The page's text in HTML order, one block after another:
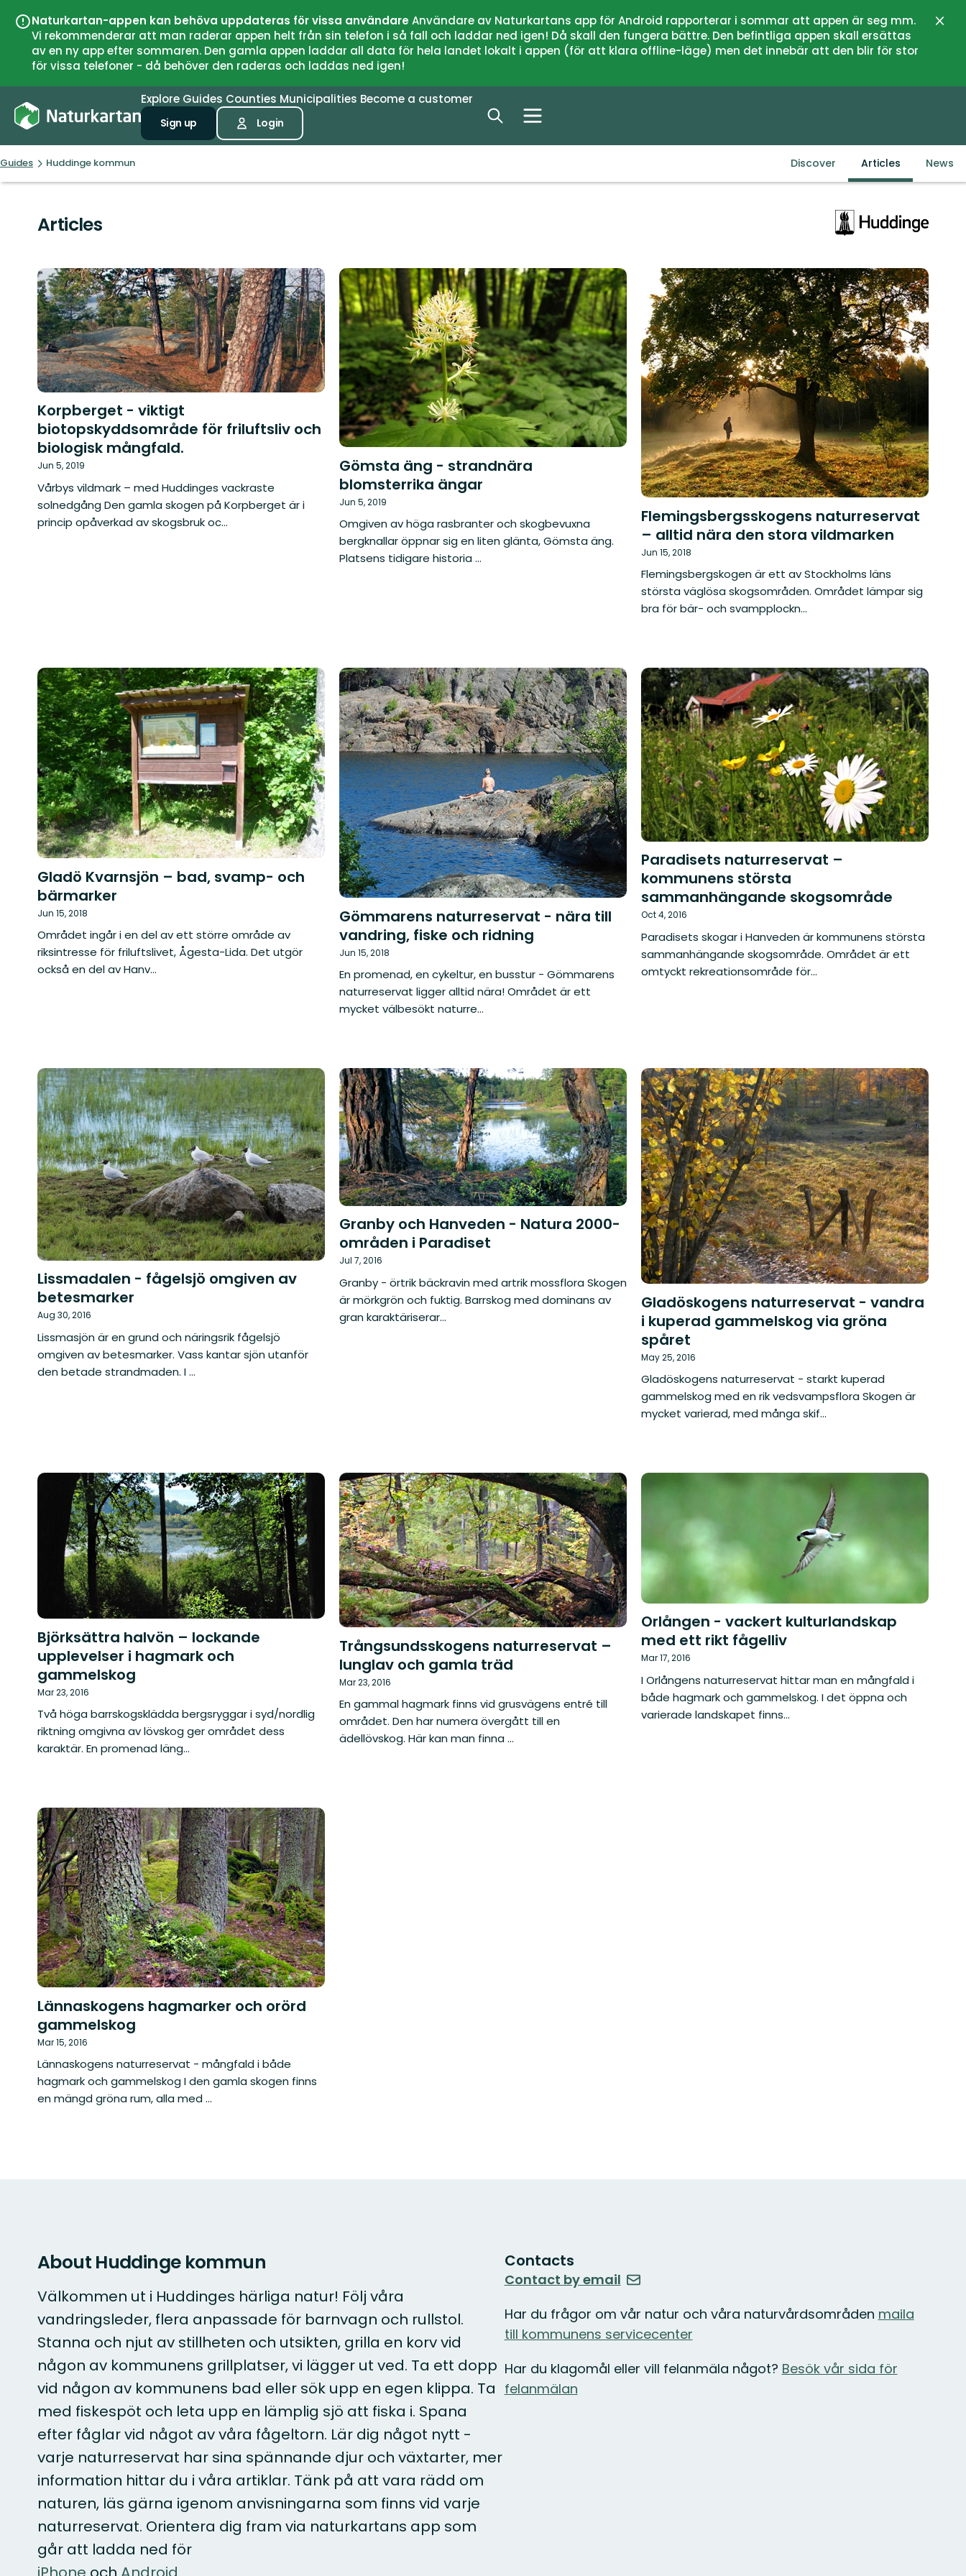
Naturkartan-appen kan behöva uppdateras för vissa användareAnvändare av Naturkartans app för Android rapporterar i sommar att appen är seg mm.
Vi rekommenderar att man raderar appen helt från sin telefon i så fall och laddar ned igen! Då skall den fungera bättre. Den befintliga appen skall ersättas
av en ny app efter sommaren. Den gamla appen laddar all data för hela landet lokalt i appen (för att klara offline-läge) men det innebär att den blir för stor
för vissa telefoner - då behöver den raderas och laddas ned igen!
Close
Explore Guides Counties Municipalities Become a customer
Sign up Login
Guides Huddinge kommun Discover Articles News
Articles
Korpberget - viktigt
biotopskyddsområde för friluftsliv och
biologisk mångfald.
Jun 5, 2019
Vårbys vildmark – med Huddinges vackraste
solnedgång Den gamla skogen på Korpberget är i
princip opåverkad av skogsbruk oc...
Gömsta äng - strandnära
blomsterrika ängar
Jun 5, 2019
Omgiven av höga rasbranter och skogbevuxna
bergknallar öppnar sig en liten glänta, Gömsta äng.
Platsens tidigare historia ...
Flemingsbergsskogens naturreservat
– alltid nära den stora vildmarken
Jun 15, 2018
Flemingsbergskogen är ett av Stockholms läns
största väglösa skogsområden. Området lämpar sig
bra för bär- och svampplockn...
Gladö Kvarnsjön – bad, svamp- och
bärmarker
Jun 15, 2018
Området ingår i en del av ett större område av
riksintresse för friluftslivet, Ågesta-Lida. Det utgör
också en del av Hanv...
Gömmarens naturreservat - nära till
vandring, fiske och ridning
Jun 15, 2018
En promenad, en cykeltur, en busstur - Gömmarens
naturreservat ligger alltid nära! Området är ett
mycket välbesökt naturre...
Paradisets naturreservat –
kommunens största
sammanhängande skogsområde
Oct 4, 2016
Paradisets skogar i Hanveden är kommunens största
sammanhängande skogsområde. Området är ett
omtyckt rekreationsområde för...
Lissmadalen - fågelsjö omgiven av
betesmarker
Aug 30, 2016
Lissmasjön är en grund och näringsrik fågelsjö
omgiven av betesmarker. Vass kantar sjön utanför
den betade strandmaden. I ...
Granby och Hanveden - Natura 2000-
områden i Paradiset
Jul 7, 2016
Granby - örtrik bäckravin med artrik mossflora Skogen
är mörkgrön och fuktig. Barrskog med dominans av
gran karaktäriserar...
Gladöskogens naturreservat - vandra
i kuperad gammelskog via gröna
spåret
May 25, 2016
Gladöskogens naturreservat - starkt kuperad
gammelskog med en rik vedsvampsflora Skogen är
mycket varierad, med många skif...
Björksättra halvön – lockande
upplevelser i hagmark och
gammelskog
Mar 23, 2016
Två höga barrskogsklädda bergsryggar i syd/nordlig
riktning omgivna av lövskog ger området dess
karaktär. En promenad läng...
Trångsundsskogens naturreservat –
lunglav och gamla träd
Mar 23, 2016
En gammal hagmark finns vid grusvägens entré till
området. Den har numera övergått till en
ädellövskog. Här kan man finna ...
Orlången - vackert kulturlandskap
med ett rikt fågelliv
Mar 17, 2016
I Orlångens naturreservat hittar man en mångfald i
både hagmark och gammelskog. I det öppna och
varierade landskapet finns...
Lännaskogens hagmarker och orörd
gammelskog
Mar 15, 2016
Lännaskogens naturreservat - mångfald i både
hagmark och gammelskog I den gamla skogen finns
en mängd gröna rum, alla med ...
About Huddinge kommun
Välkommen ut i Huddinges härliga natur! Följ våra
vandringsleder, flera anpassade för barnvagn och rullstol.
Stanna och njut av stillheten och utsikten, grilla en korv vid
någon av kommunens grillplatser, vi lägger ut ved. Ta ett dopp
vid någon av kommunens bad eller sök upp en egen klippa. Ta
med fiskespöt och leta upp en lämplig sjö att fiska i. Spana
efter fåglar vid något av våra fågeltorn. Lär dig något nytt -
varje naturreservat har sina spännande djur och växtarter, mer
information hittar du i våra artiklar. Tänk på att vara rädd om
naturen, läs gärna igenom anvisningarna som finns vid varje
naturreservat. Orientera dig fram via naturkartans app som
går att ladda ned för
Contacts
Contact by email
Har du frågor om vår natur och våra naturvårdsområden maila
till kommunens servicecenter
Har du klagomål eller vill felanmäla något? Besök vår sida för
felanmälan